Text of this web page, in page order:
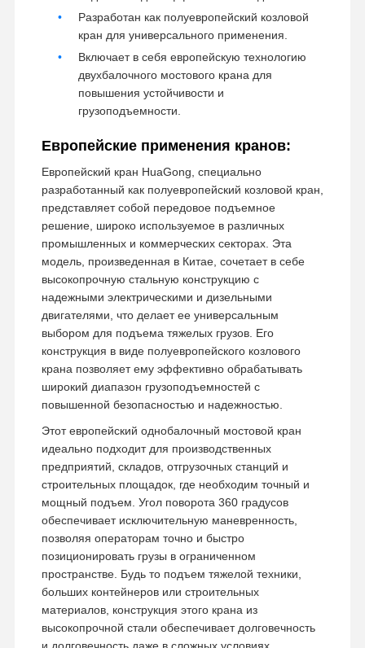
Перегонка двигателя и тормоза
Подъемник
Транспортное оборудование
Подъемные устройства
Аксессуары для кранов
Разработан как полуевропейский козловой
кран для универсального применения.
Включает в себя европейскую технологию
двухбалочного мостового крана для
повышения устойчивости и
грузоподъемности.
Европейские применения кранов:
Европейский кран HuaGong, специально
разработанный как полуевропейский козловой кран,
представляет собой передовое подъемное
решение, широко используемое в различных
промышленных и коммерческих секторах. Эта
модель, произведенная в Китае, сочетает в себе
высокопрочную стальную конструкцию с
надежными электрическими и дизельными
двигателями, что делает ее универсальным
выбором для подъема тяжелых грузов. Его
конструкция в виде полуевропейского козлового
крана позволяет ему эффективно обрабатывать
широкий диапазон грузоподъемностей с
повышенной безопасностью и надежностью.
Этот европейский однобалочный мостовой кран
идеально подходит для производственных
предприятий, складов, отгрузочных станций и
строительных площадок, где необходим точный и
мощный подъем. Угол поворота 360 градусов
обеспечивает исключительную маневренность,
позволяя операторам точно и быстро
позиционировать грузы в ограниченном
пространстве. Будь то подъем тяжелой техники,
больших контейнеров или строительных
материалов, конструкция этого крана из
высокопрочной стали обеспечивает долговечность
и долговечность даже в сложных условиях.